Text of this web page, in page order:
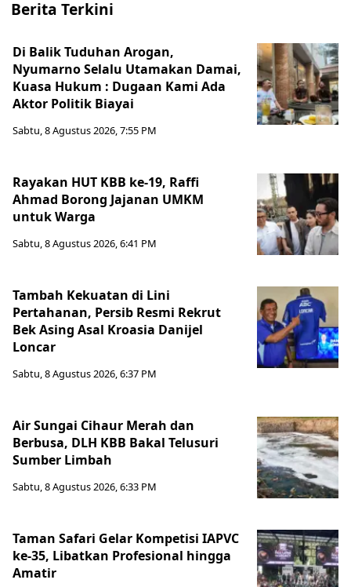
Berita Terkini
Di Balik Tuduhan Arogan,
Nyumarno Selalu Utamakan Damai,
Kuasa Hukum : Dugaan Kami Ada
Aktor Politik Biayai
Sabtu, 8 Agustus 2026, 7:55 PM
Rayakan HUT KBB ke-19, Raffi
Ahmad Borong Jajanan UMKM
untuk Warga
Sabtu, 8 Agustus 2026, 6:41 PM
Tambah Kekuatan di Lini
Pertahanan, Persib Resmi Rekrut
Bek Asing Asal Kroasia Danijel
Loncar
Sabtu, 8 Agustus 2026, 6:37 PM
Air Sungai Cihaur Merah dan
Berbusa, DLH KBB Bakal Telusuri
Sumber Limbah
Sabtu, 8 Agustus 2026, 6:33 PM
Taman Safari Gelar Kompetisi IAPVC
ke-35, Libatkan Profesional hingga
Amatir